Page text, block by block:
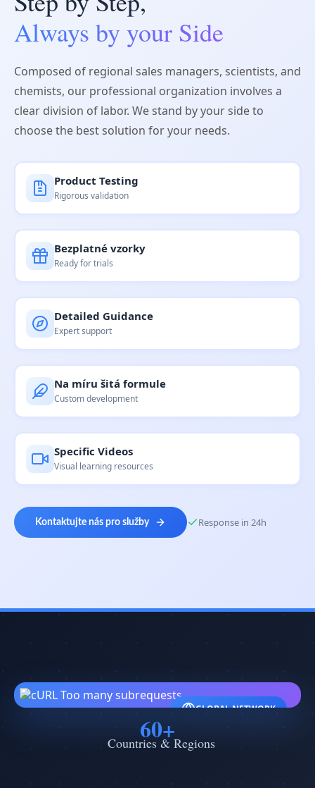
Always by your Side
Composed of regional sales managers, scientists, and
chemists, our professional organization involves a
clear division of labor. We stand by your side to
choose the best solution for your needs.
Product Testing
Rigorous validation
Bezplatné vzorky
Ready for trials
Detailed Guidance
Expert support
Na míru šitá formule
Custom development
Specific Videos
Visual learning resources
Kontaktujte nás pro služby Response in 24h
GLOBAL NETWORK
60+
Countries & Regions